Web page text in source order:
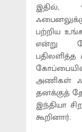
இதில்,
பற்றிய
என்று
அணிகள்
தனக்குத்
இந்தியா
கூறினார்.